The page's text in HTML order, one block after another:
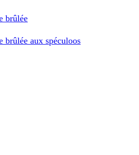
brûlée
brûlée aux spéculoos